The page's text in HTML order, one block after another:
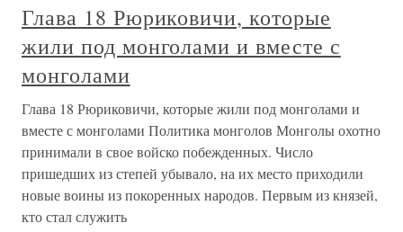
Глава 18 Рюриковичи, которые
жили под монголами и вместе с
монголами
Глава 18 Рюриковичи, которые жили под монголами и
вместе с монголами Политика монголов Монголы охотно
принимали в свое войско побежденных. Число
пришедших из степей убывало, на их место приходили
новые воины из покоренных народов. Первым из князей,
кто стал служить